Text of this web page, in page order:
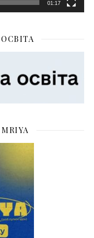
01:17